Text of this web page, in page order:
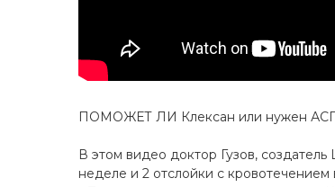
ПОМОЖЕТ ЛИ Клексан или нужен
В этом видео доктор Гузов,
неделе и 2 отслойки с